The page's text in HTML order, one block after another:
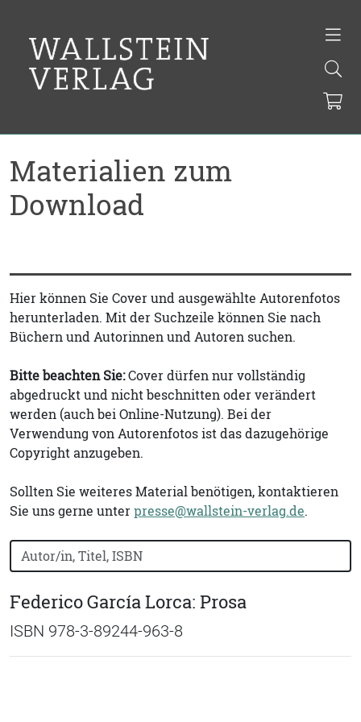
Materialien zum
Download
Hier können Sie Cover und ausgewählte Autorenfotos
herunterladen. Mit der Suchzeile können Sie nach
Büchern und Autorinnen und Autoren suchen.
Bitte beachten Sie:Cover dürfen nur vollständig
abgedruckt und nicht beschnitten oder verändert
werden (auch bei Online-Nutzung). Bei der
Verwendung von Autorenfotos ist das dazugehörige
Copyright anzugeben.
Sollten Sie weiteres Material benötigen, kontaktieren
Sie uns gerne unterpresse@wallstein-verlag.de.
Bücher nach Buchtitel, Autorennamen oder ISBN
Federico García Lorca: Prosa
ISBN 978-3-89244-963-8